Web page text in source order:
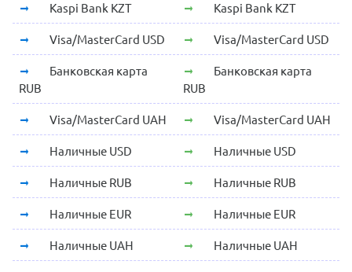
Kaspi Bank KZT Kaspi Bank KZT
Visa/MasterCard USD Visa/MasterCard USD
Банковская карта
RUB
Банковская карта
RUB
Visa/MasterCard UAH Visa/MasterCard UAH
Наличные USD Наличные USD
Наличные RUB Наличные RUB
Наличные EUR Наличные EUR
Наличные UAH Наличные UAH